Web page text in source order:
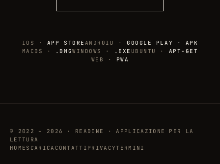
IOS · APP STORE ANDROID ·GOOGLE PLAY · APK
MACOS ·
.DMGWINDOWS · .EXE UBUNTU · APT-GET
WEB · PWA
© 2022 – 2026 · READINE · APPLICAZIONE PER LA
LETTURA
HOME SCARICA CONTATTI PRIVACYTERMINI